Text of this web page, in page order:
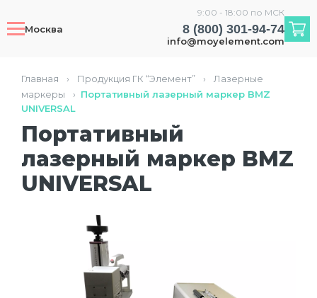
Москва
9:00 - 18:00 по МСК
8 (800) 301-94-74
info@moyelement.com
Главная › Продукция ГК “Элемент” ›
Лазерные
маркеры
› Портативный лазерный маркер BMZ
UNIVERSAL
Портативный
лазерный маркер BMZ
UNIVERSAL